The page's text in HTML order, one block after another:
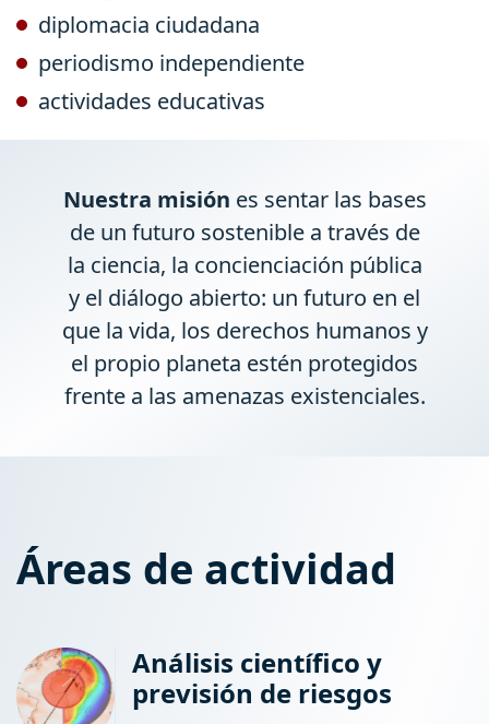
diplomacia ciudadana
periodismo independiente
actividades educativas
Nuestra misión es sentar las bases
de un futuro sostenible a través de
la ciencia, la concienciación pública
y el diálogo abierto: un futuro en el
que la vida, los derechos humanos y
el propio planeta estén protegidos
frente a las amenazas existenciales.
Áreas de actividad
Análisis científico y
previsión de riesgos